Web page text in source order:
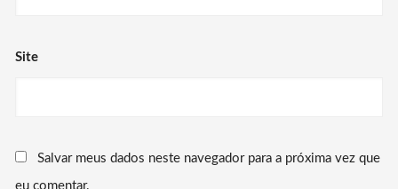
Site
Salvar meus dados neste navegador para a próxima vez que
eu comentar.